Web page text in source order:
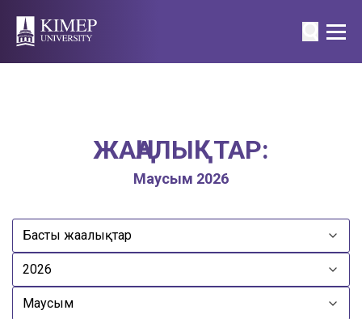
ЖАҢАЛЫҚТАР:
Маусым 2026